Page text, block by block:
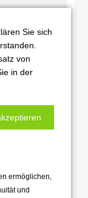
Sie sich
von
in der
ermöglichen,
und